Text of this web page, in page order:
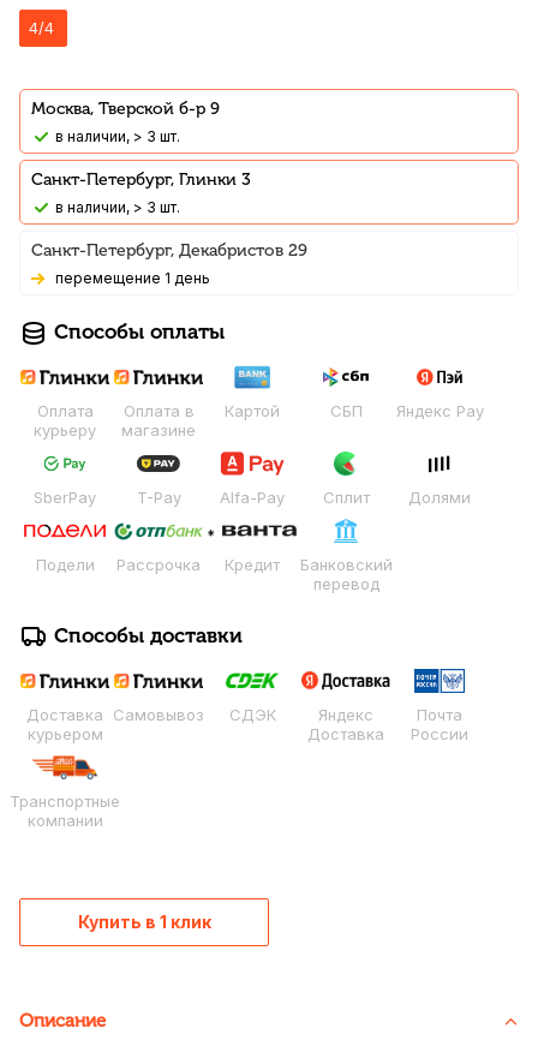
4/4
Москва, Тверской б-р 9
В наличии, > 3 шт.
Санкт-Петербург, Глинки 3
В наличии, > 3 шт.
Санкт-Петербург, Декабристов 29
Перемещение 1 день
Способы оплаты
Оплата
курьеру
Оплата в
магазине
Картой СБП Яндекс Pay
SberPay T-Pay Alfa-Pay Сплит Долями
Подели Рассрочка Кредит
Банковский
перевод
Способы доставки
Доставка
курьером
Самовывоз СДЭК
Яндекс
Доставка
Почта
России
Транспортные
компании
Купить в 1 клик
Описание